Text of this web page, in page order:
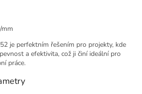
mm
je perfektním řešením pro projekty, kde
a efektivita, což ji činí ideální pro
práce.